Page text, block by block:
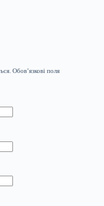
Обов’язкові поля